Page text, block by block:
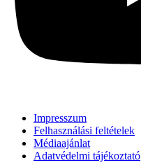
Impresszum
Felhasználási feltételek
Médiaajánlat
Adatvédelmi tájékoztató